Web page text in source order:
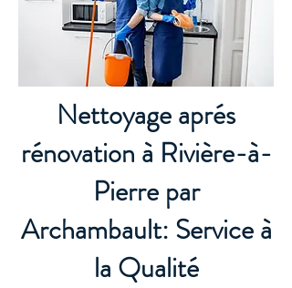
Nettoyage aprés
rénovation à Rivière-à-
Pierre par
Archambault: Service à
la Qualité